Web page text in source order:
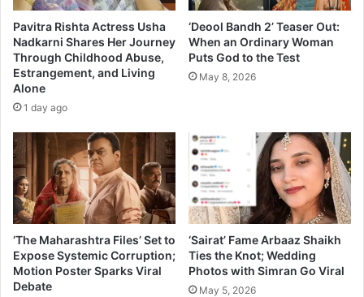
ल
इ
फ्ता
र
पा
र्टी
!
-
स
र
प्रा
ई
ज
हू
न
पु
ष्क
र
चे
अ
श्रू
झा
Pavitra Rishta Actress Usha
Nadkarni Shares Her Journey
Through Childhood Abuse,
Estrangement, and Living
Alone
1 day ago
‘Deool Bandh 2’ Teaser Out:
When an Ordinary Woman
Puts God to the Test
May 8, 2026
‘The Maharashtra Files’ Set to
Expose Systemic Corruption;
Motion Poster Sparks Viral
Debate
‘Sairat’ Fame Arbaaz Shaikh
Ties the Knot; Wedding
Photos with Simran Go Viral
May 5, 2026